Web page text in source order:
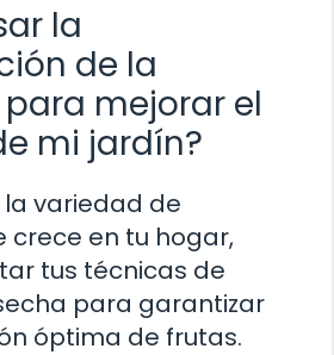
la
de la
mejorar el
mi jardín?
la variedad de
crece en tu hogar,
tus técnicas de
para garantizar
óptima de frutas.